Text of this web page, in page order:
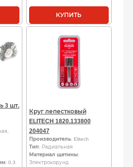
КУПИТЬ
3 шт.
: 0.3
Круг лепестковый
ELITECH 1820.133800
204047
Производитель: Elitech
Тип: Радиальная
Материал щетины:
Электрокорунд